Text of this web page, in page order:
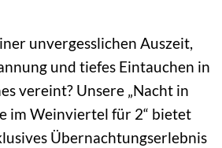
unvergesslichen Auszeit,
und tiefes Eintauchen in
vereint? Unsere „Nacht in
im Weinviertel für 2“ bietet
Übernachtungserlebnis